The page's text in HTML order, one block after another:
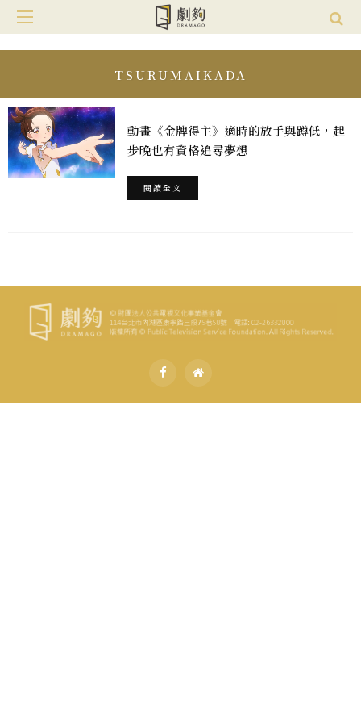
TSURUMAIKADA
動畫《金牌得主》適時的放手與蹲低，起
步晚也有資格追尋夢想
閱讀全文